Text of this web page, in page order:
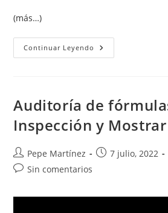
(más…)
Continuar Leyendo Combinar
Y
Auditoría de
Inspección y
Autor
de
Pepe Martínez
Publicación
7 julio, 2022
Comentarios
la
Sin comentarios